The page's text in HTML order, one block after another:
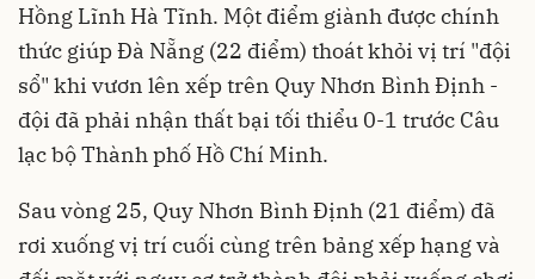
Hồng Lĩnh Hà Tĩnh. Một điểm giành được chính
thức giúp Đà Nẵng (22 điểm) thoát khỏi vị trí "đội
sổ" khi vươn lên xếp trên Quy Nhơn Bình Định -
đội đã phải nhận thất bại tối thiểu 0-1 trước Câu
lạc bộ Thành phố Hồ Chí Minh.
Sau vòng 25, Quy Nhơn Bình Định (21 điểm) đã
rơi xuống vị trí cuối cùng trên bảng xếp hạng và